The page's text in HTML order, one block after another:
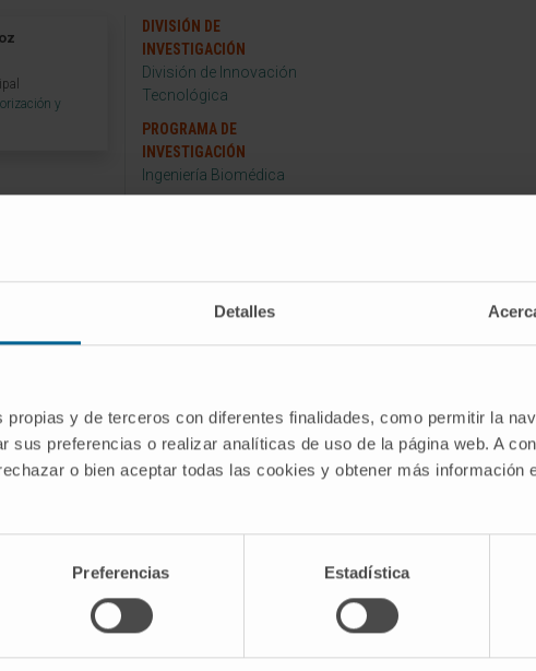
Detalles
propias y de terceros con diferentes finalidades, como permitir la
sus preferencias o realizar analíticas de uso de la página web. A
o bien aceptar todas las cookies y obtener más información
Preferencias Estadística
y
DIVISIÓN DE
INVESTIGACIÓN
División de Innovación
Tecnológica
PROGRAMA DE
INVESTIGACIÓN
Ingeniería Biomédica
MULTISENSORIAL para la
de heminegligencias
con ICTUS mediante Realidad
HEALTH y perteneciente al
del Cima Universidad de
Gobierno de Navarra cofinanciada al
Regional a través del Programa